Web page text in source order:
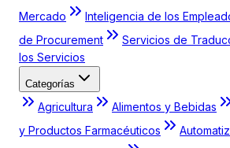
Mercado
Inteligencia de los
de Procurement
Servicios de
los Servicios
Categorías
Agricultura Alimentos y Bebidas
y Productos Farmacéuticos